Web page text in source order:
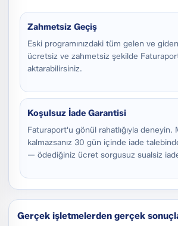
Zahmetsiz Geçiş
Eski programınızdaki tüm gelen ve
ücretsiz ve zahmetsiz şekilde
aktarabilirsiniz.
Koşulsuz İade Garantisi
Faturaport'u gönül rahatlığıyla deneyin.
kalmazsanız 30 gün içinde iade
— ödediğiniz ücret sorgusuz sualsiz
Gerçek işletmelerden gerçek